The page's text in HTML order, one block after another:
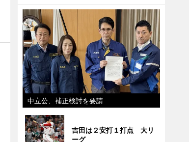
中立公、補正検討を要請
吉田は２安打１打点 大リ
ーグ